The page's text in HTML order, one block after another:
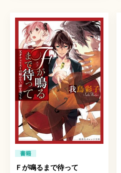
書籍
Ｆが鳴るまで待って